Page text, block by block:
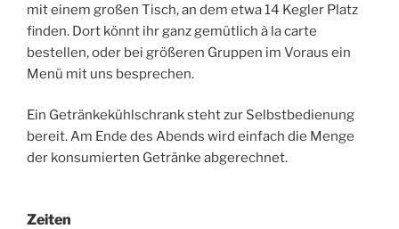
mit einem großen Tisch, an dem etwa 14 Kegler Platz
finden. Dort könnt ihr ganz gemütlich à la carte
bestellen, oder bei größeren Gruppen im Voraus ein
Menü mit uns besprechen.
Ein Getränkekühlschrank steht zur Selbstbedienung
bereit. Am Ende des Abends wird einfach die Menge
der konsumierten Getränke abgerechnet.
Zeiten